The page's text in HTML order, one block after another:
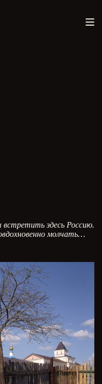
здесь Россию.
молчать…